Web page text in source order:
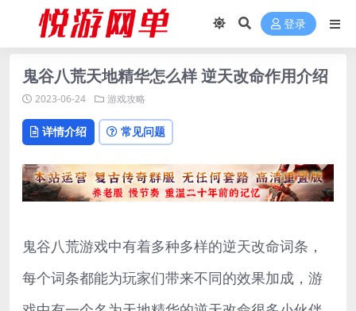
登录
鬼谷八荒天地精华怎么样 逆天改命作用介绍
2023-06-24 游戏攻略
详情介绍 常见问题
鬼谷八荒游戏中有着多种多样的逆天改命词条，
每个词条都能为玩家们带来不同的效果加成，游